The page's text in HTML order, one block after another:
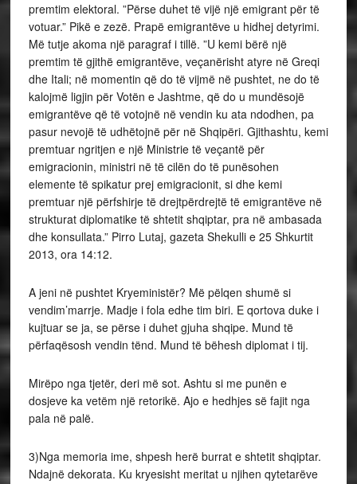
premtim elektoral. ”Përse duhet të vijë një emigrant për të
votuar.” Pikë e zezë. Prapë emigrantëve u hidhej detyrimi.
Më tutje akoma një paragraf i tillë. ”U kemi bërë një
premtim të gjithë emigrantëve, veçanërisht atyre në Greqi
dhe Itali; në momentin që do të vijmë në pushtet, ne do të
kalojmë ligjin për Votën e Jashtme, që do u mundësojë
emigrantëve që të votojnë në vendin ku ata ndodhen, pa
pasur nevojë të udhëtojnë për në Shqipëri. Gjithashtu, kemi
premtuar ngritjen e një Ministrie të veçantë për
emigracionin, ministri në të cilën do të punësohen
elemente të spikatur prej emigracionit, si dhe kemi
premtuar një përfshirje të drejtpërdrejtë të emigrantëve në
strukturat diplomatike të shtetit shqiptar, pra në ambasada
dhe konsullata.” Pirro Lutaj, gazeta Shekulli e 25 Shkurtit
2013, ora 14:12.
A jeni në pushtet Kryeministër? Më pëlqen shumë si
vendim’marrje. Madje i fola edhe tim biri. E qortova duke i
kujtuar se ja, se përse i duhet gjuha shqipe. Mund të
përfaqësosh vendin tënd. Mund të bëhesh diplomat i tij.
Mirëpo nga tjetër, deri më sot. Ashtu si me punën e
dosjeve ka vetëm një retorikë. Ajo e hedhjes së fajit nga
pala në palë.
3)Nga memoria ime, shpesh herë burrat e shtetit shqiptar.
Ndajnë dekorata. Ku kryesisht meritat u njihen qytetarëve